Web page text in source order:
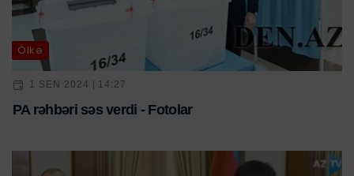
Ölkə
1 SEN 2024 | 14:27
PA rəhbəri səs verdi - Fotolar